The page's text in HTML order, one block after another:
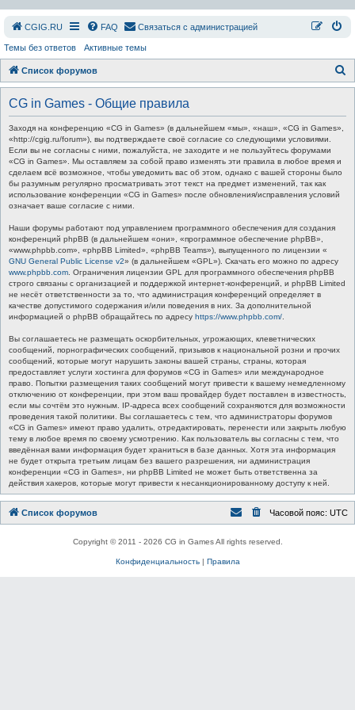
СGIG.RU FAQ Связаться с администрацией
Темы без ответов Активные темы
Список форумов
о
CG in Games - Общие правила
Заходя на конференцию «CG in Games» (в дальнейшем «мы», «наш», «CG in Games»,
«http://cgig.ru/forum»), вы подтверждаете своё согласие со следующими условиями.
Если вы не согласны с ними, пожалуйста, не заходите и не пользуйтесь форумами
«CG in Games». Мы оставляем за собой право изменять эти правила в любое время и
сделаем всё возможное, чтобы уведомить вас об этом, однако с вашей стороны было
бы разумным регулярно просматривать этот текст на предмет изменений, так как
использование конференции «CG in Games» после обновления/исправления условий
означает ваше согласие с ними.
Наши форумы работают под управлением программного обеспечения для создания
конференций phpBB (в дальнейшем «они», «программное обеспечение phpBB»,
«www.phpbb.com», «phpBB Limited», «phpBB Teams»), выпущенного по лицензии «
GNU General Public License v2» (в дальнейшем «GPL»). Скачать его можно по адресу
www.phpbb.com . Ограничения лицензии GPL для программного обеспечения phpBB
строго связаны с организацией и поддержкой интернет-конференций, и phpBB Limited
не несёт ответственности за то, что администрация конференций определяет в
качестве допустимого содержания и/или поведения в них. За дополнительной
информацией о phpBB обращайтесь по адресу https://www.phpbb.com/
Вы соглашаетесь не размещать оскорбительных, угрожающих, клеветнических
сообщений, порнографических сообщений, призывов к национальной розни и прочих
сообщений, которые могут нарушить законы вашей страны, страны, которая
предоставляет услуги хостинга для форумов «CG in Games» или международное
право. Попытки размещения таких сообщений могут привести к вашему немедленному
отключению от конференции, при этом ваш провайдер будет поставлен в известность,
если мы сочтём это нужным. IP-адреса всех сообщений сохраняются для возможности
проведения такой политики. Вы соглашаетесь с тем, что администраторы форумов
«CG in Games» имеют право удалить, отредактировать, перенести или закрыть любую
тему в любое время по своему усмотрению. Как пользователь вы согласны с тем, что
введённая вами информация будет храниться в базе данных. Хотя эта информация
не будет открыта третьим лицам без вашего разрешения, ни администрация
конференции «CG in Games», ни phpBB Limited не может быть ответственна за
действия хакеров, которые могут привести к несанкционированному доступу к ней.
Список форумов Часовой пояс: UTC
Copyright © 2011 - 2026 CG in Games All rights reserved.
Конфиденциальность| Правила